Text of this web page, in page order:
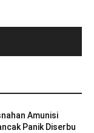
Amunisi
Panik Diserbu